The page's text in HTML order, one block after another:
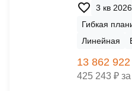
3 кв 2026
Гибкая
Линейная
13 862
425 243 ₽ за